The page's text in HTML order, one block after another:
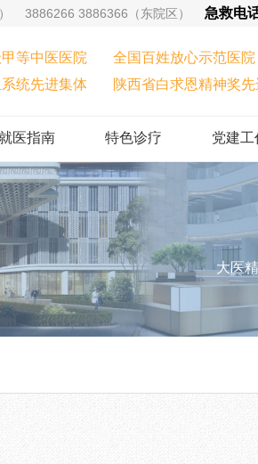
） 3886266 3886366（东院区） 急救电
等中医医院
全国百姓放心示范医院
统先进集体
陕西省白求恩精神奖
就医指南 特色诊疗 党建工
大医